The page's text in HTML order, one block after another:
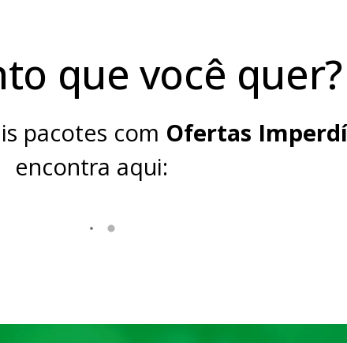
que você quer?
pacotes com Ofertas
encontra aqui: